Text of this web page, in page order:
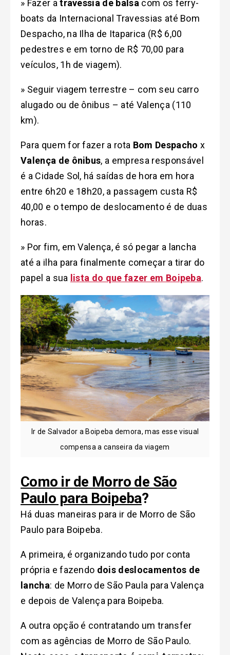
» Fazer atravessia de balsa com os ferry-
boats da Internacional Travessias até Bom
Despacho, na Ilha de Itaparica (R$ 6,00
pedestres e em torno de R$ 70,00 para
veículos, 1h de viagem).
» Seguir viagem terrestre – com seu carro
alugado ou de ônibus – até Valença (110
km).
Para quem for fazer a rota Bom Despacho x
Valença de ônibus, a empresa responsável
é a Cidade Sol, há saídas de hora em hora
entre 6h20 e 18h20, a passagem custa R$
40,00 e o tempo de deslocamento é de duas
horas.
» Por fim, em Valença, é só pegar a lancha
até a ilha para finalmente começar a tirar do
papel a sua lista do que fazer em Boipeba.
Ir de Salvador a Boipeba demora, mas esse visual
compensa a canseira da viagem
Como ir de Morro de São
Paulo para Boipeba?
Há duas maneiras para ir de Morro de São
Paulo para Boipeba.
A primeira, é organizando tudo por conta
própria e fazendo dois deslocamentos de
lancha: de Morro de São Paula para Valença
e depois de Valença para Boipeba.
A outra opção é contratando um transfer
com as agências de Morro de São Paulo.